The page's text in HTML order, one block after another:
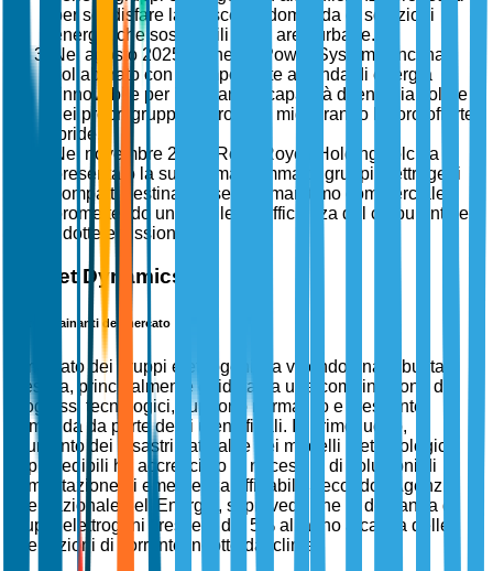
per soddisfare la crescente domanda di soluzioni
energetiche sostenibili nelle aree urbane.
Nel agosto 2025, Generac Power Systems, Inc. ha
collaborato con un'importante azienda di energia
rinnovabile per integrare le capacità di energia solare
nei propri gruppi elettrogeni, migliorando le loro offerte
ibride.
Nel novembre 2025, Rolls-Royce Holdings plc ha
presentato la sua ultima gamma di gruppi elettrogeni
compatti destinati al settore marittimo commerciale,
promettendo un'eccellente efficienza del carburante e
ridotte emissioni.
Market Dynamics
Fattori trainanti del mercato
Il mercato dei gruppi elettrogeni sta vivendo una robusta
crescita, principalmente guidata da una combinazione di
progressi tecnologici, supporto normativo e crescente
domanda da parte degli utenti finali. In primo luogo,
l'aumento dei disastri naturali e dei modelli meteorologici
imprevedibili ha accresciuto la necessità di soluzioni di
alimentazione di emergenza affidabili. Secondo l'Agenzia
Internazionale dell'Energia, si prevede che la domanda di
gruppi elettrogeni crescerà del 5% all'anno a causa delle
interruzioni di corrente indotte dal clima.